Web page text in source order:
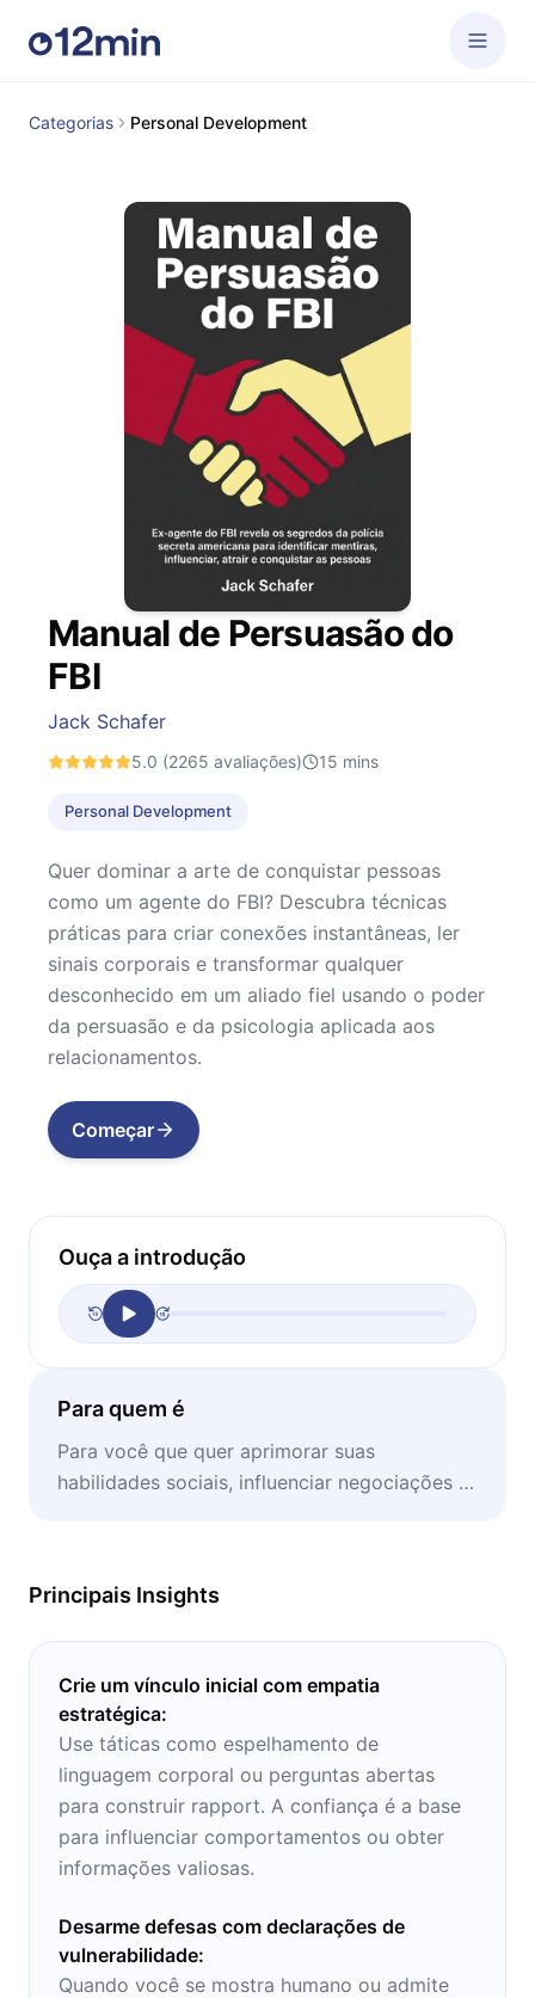
Categorias Personal Development
Manual de Persuasão do
FBI
Jack Schafer
5.0 (2265 avaliações) 15 mins
Personal Development
Quer dominar a arte de conquistar pessoas
como um agente do FBI? Descubra técnicas
práticas para criar conexões instantâneas, ler
sinais corporais e transformar qualquer
desconhecido em um aliado fiel usando o poder
da persuasão e da psicologia aplicada aos
relacionamentos.
Começar
Ouça a introdução
Para quem é
Para você que quer aprimorar suas
habilidades sociais, influenciar negociações e
Principais Insights
Crie um vínculo inicial com empatia
estratégica:
Use táticas como espelhamento de
linguagem corporal ou perguntas abertas
para construir rapport. A confiança é a base
para influenciar comportamentos ou obter
informações valiosas.
Desarme defesas com declarações de
vulnerabilidade:
Quando você se mostra humano ou admite